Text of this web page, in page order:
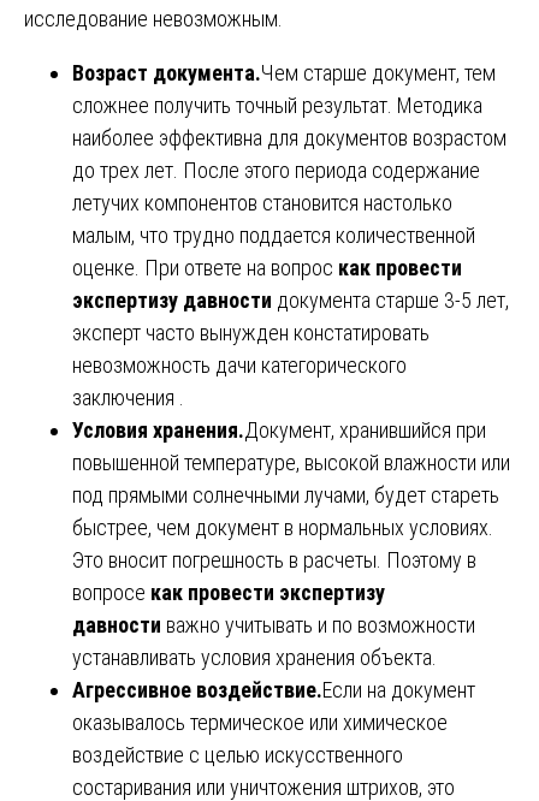
исследование невозможным.
Возраст документа.Чем старше документ, тем
сложнее получить точный результат. Методика
наиболее эффективна для документов возрастом
до трех лет. После этого периода содержание
летучих компонентов становится настолько
малым, что трудно поддается количественной
оценке. При ответе на вопрос как провести
экспертизу давности документа старше 3-5 лет,
эксперт часто вынужден констатировать
невозможность дачи категорического
заключения .
Условия хранения.Документ, хранившийся при
повышенной температуре, высокой влажности или
под прямыми солнечными лучами, будет стареть
быстрее, чем документ в нормальных условиях.
Это вносит погрешность в расчеты. Поэтому в
вопросе как провести экспертизу
давности важно учитывать и по возможности
устанавливать условия хранения объекта.
Агрессивное воздействие.Если на документ
оказывалось термическое или химическое
воздействие с целью искусственного
состаривания или уничтожения штрихов, это